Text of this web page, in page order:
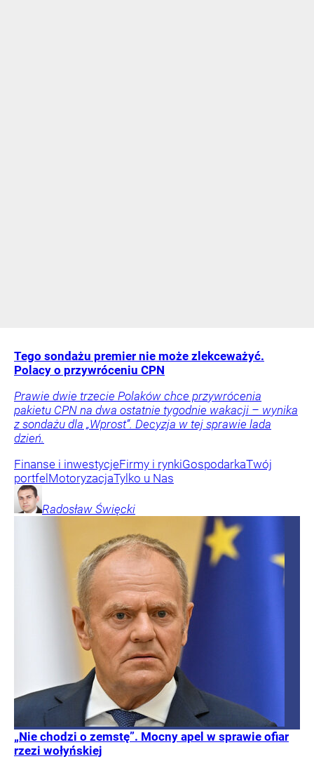
Tego sondażu premier nie może zlekceważyć.
Polacy o przywróceniu CPN
Prawie dwie trzecie Polaków chce przywrócenia
pakietu CPN na dwa ostatnie tygodnie wakacji – wynika
z sondażu dla „Wprost”. Decyzja w tej sprawie lada
dzień.
Finanse i inwestycjeFirmy i rynkiGospodarkaTwój
portfel MotoryzacjaTylko u Nas
Radosław Święcki
„Nie chodzi o zemstę”. Mocny apel w sprawie ofiar
rzezi wołyńskiej